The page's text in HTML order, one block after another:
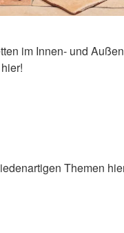
im Innen- und
Themen